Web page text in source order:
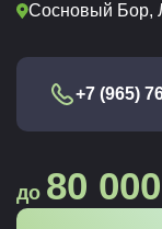
Сосновый Бор,
+7 (965)
до 80 000